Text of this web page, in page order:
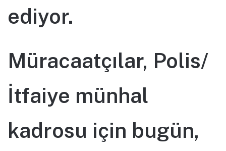
ediyor.
Müracaatçılar, Polis/
İtfaiye münhal
kadrosu için bugün,